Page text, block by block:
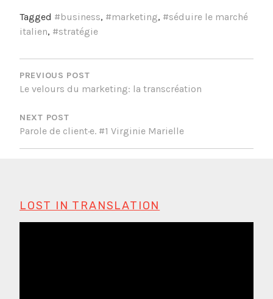
Tagged #business, #marketing, #séduire le marché
italien, #stratégie
NAVIGATION
DE
PREVIOUS POST
Le velours du marketing: la transcréation
NEXT POST
Parole de client·e. #1 Virginie Marielle
LOST IN TRANSLATION